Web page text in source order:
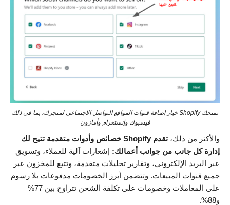
تمنحك Shopify خيار إضافة قنوات المواقع التواصل الاجتماعي لمتجرك، بما في ذلك
فيسبوك وإنستغرام وأمازون
والأكثر من ذلك،
تقدم Shopify خصائص وأدوات متقدمة تتيح لك
إدارة كل جانب من جوانب أعمالك: إشعارات آلية للعملاء، وتسويق
عبر البريد الإلكتروني، وتقارير تحليلات متقدمة، وتتبع للمخزون عبر
جميع قنوات المبيعات. وتتضمن أبرز الخصومات مدفوعات بلا رسوم
على المعاملات وخصومات على تكلفة الشحن تتراوح بين 77%
و88%.